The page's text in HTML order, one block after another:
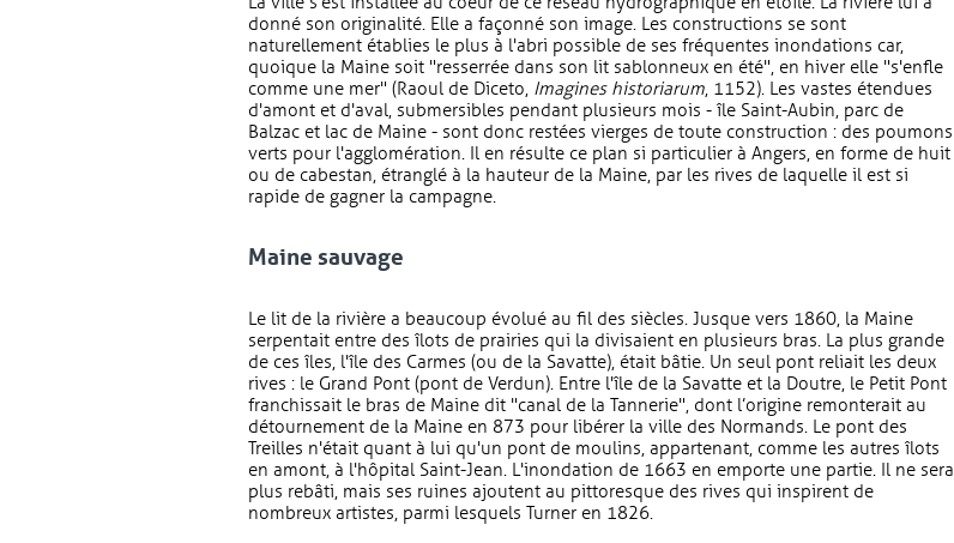
donné son originalité. Elle a façonné son image. Les constructions se sont
naturellement établies le plus à l'abri possible de ses fréquentes inondations car,
quoique la Maine soit "resserrée dans son lit sablonneux en été", en hiver elle "s'enfle
comme une mer" (Raoul de Diceto, Imagines historiarum, 1152). Les vastes étendues
d'amont et d'aval, submersibles pendant plusieurs mois - île Saint-Aubin, parc de
Balzac et lac de Maine - sont donc restées vierges de toute construction : des poumons
verts pour l'agglomération. Il en résulte ce plan si particulier à Angers, en forme de huit
ou de cabestan, étranglé à la hauteur de la Maine, par les rives de laquelle il est si
rapide de gagner la campagne.
Maine sauvage
Le lit de la rivière a beaucoup évolué au fil des siècles. Jusque vers 1860, la Maine
serpentait entre des îlots de prairies qui la divisaient en plusieurs bras. La plus grande
de ces îles, l'île des Carmes (ou de la Savatte), était bâtie. Un seul pont reliait les deux
rives : le Grand Pont (pont de Verdun). Entre l'île de la Savatte et la Doutre, le Petit Pont
franchissait le bras de Maine dit "canal de la Tannerie", dont l’origine remonterait au
détournement de la Maine en 873 pour libérer la ville des Normands. Le pont des
Treilles n'était quant à lui qu'un pont de moulins, appartenant, comme les autres îlots
en amont, à l'hôpital Saint-Jean. L'inondation de 1663 en emporte une partie. Il ne sera
plus rebâti, mais ses ruines ajoutent au pittoresque des rives qui inspirent de
nombreux artistes, parmi lesquels Turner en 1826.